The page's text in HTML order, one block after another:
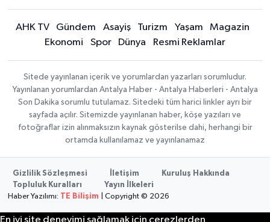
AHK TV Gündem Asayiş Turizm Yaşam
Magazin
Ekonomi
Spor Dünya Resmi Reklamlar
Sitede yayınlanan içerik ve yorumlardan yazarları sorumludur.
Yayınlanan yorumlardan Antalya Haber - Antalya Haberleri - Antalya
Son Dakika sorumlu tutulamaz. Sitedeki tüm harici linkler ayrı bir
sayfada açılır. Sitemizde yayınlanan haber, köşe yazıları ve
fotoğraflar izin alınmaksızın kaynak gösterilse dahi, herhangi bir
ortamda kullanılamaz ve yayınlanamaz
Gizlilik Sözleşmesi İletişim
Kuruluş Hakkında
Topluluk Kuralları
Yayın İlkeleri
Haber Yazılımı: TE Bilişim | Copyright © 2026
En iyi site deneyimi sağlamak için çerezlerden